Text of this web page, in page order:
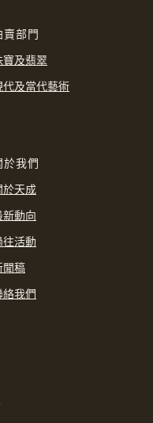
CNY
GBP
MYR
SGD
TWD
賣部門
寶及翡翠
代及當代藝術
於我們
於天成
新動向
往活動
聞稿
絡我們